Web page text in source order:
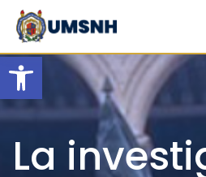
Open toolbar
Skip
content
La